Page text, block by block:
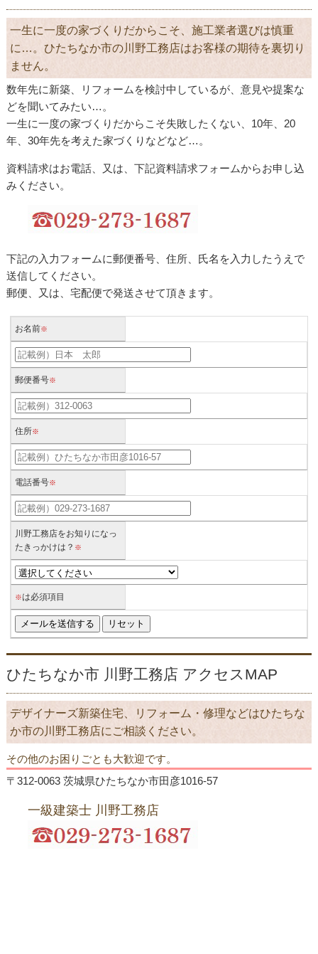
一生に一度の家づくりだからこそ、施工業者選びは慎重
に…。ひたちなか市の川野工務店はお客様の期待を裏切り
ません。
数年先に新築、リフォームを検討中しているが、意見や提案な
どを聞いてみたい…。
一生に一度の家づくりだからこそ失敗したくない、10年、20
年、30年先を考えた家づくりなどなど…。
資料請求はお電話、又は、下記資料請求フォームからお申し込
みください。
下記の入力フォームに郵便番号、住所、氏名を入力したうえで
送信してください。
郵便、又は、宅配便で発送させて頂きます。
お名前※
郵便番号※
住所※
電話番号※
川野工務店をお知りになっ
たきっかけは？ ※
※は必須項目
ひたちなか市 川野工務店 アクセスMAP
デザイナーズ新築住宅、リフォーム・修理などはひたちな
か市の川野工務店にご相談ください。
その他のお困りごとも大歓迎です。
〒312-0063 茨城県ひたちなか市田彦1016-57
一級建築士 川野工務店